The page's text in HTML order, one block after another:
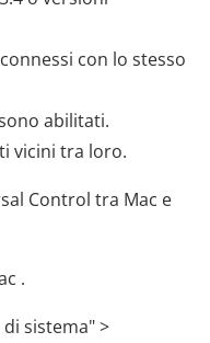
con lo stesso
abilitati.
vicini tra loro.
Control tra Mac e
.
sistema" >